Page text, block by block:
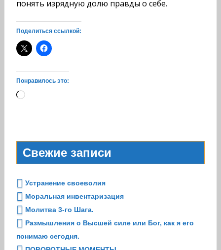
понять изрядную долю правды о себе.
Поделиться ссылкой:
Понравилось это:
Загрузка…
Свежие записи
Устранение своеволия
Моральная инвентаризация
Молитва 3-го Шага.
Размышления о Высшей силе или Бог, как я его
понимаю сегодня.